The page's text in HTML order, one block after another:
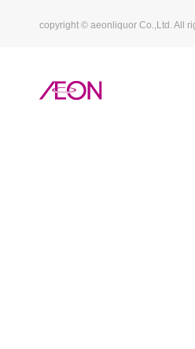
copyright © aeonliquor Co.,Ltd. All